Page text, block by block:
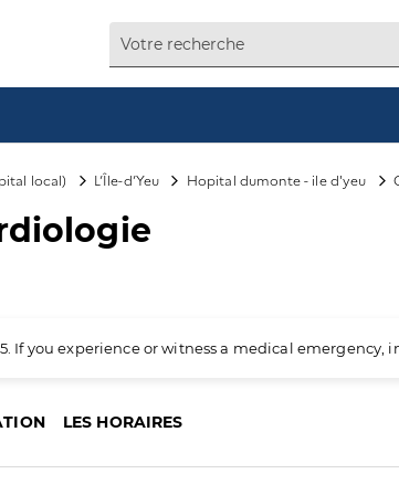
local) L’Île-d’Yeu Hopital dumonte - ile d'yeu
If you experience or witness a medical
LES HORAIRES